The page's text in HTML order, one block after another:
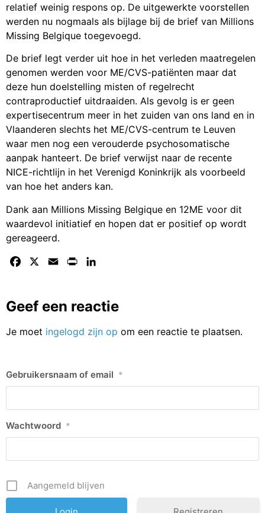
relatief weinig respons op. De uitgewerkte voorstellen
werden nu nogmaals als bijlage bij de brief van Millions
Missing Belgique toegevoegd.
De brief legt verder uit hoe in het verleden maatregelen
genomen werden voor ME/CVS-patiënten maar dat
deze hun doelstelling misten of regelrecht
contraproductief uitdraaiden. Als gevolg is er geen
expertisecentrum meer in het zuiden van ons land en in
Vlaanderen slechts het ME/CVS-centrum te Leuven
waar men nog een verouderde psychosomatische
aanpak hanteert. De brief verwijst naar de recente
NICE-richtlijn in het Verenigd Koninkrijk als voorbeeld
van hoe het anders kan.
Dank aan Millions Missing Belgique en 12ME voor dit
waardevol initiatief en hopen dat er positief op wordt
gereageerd.
Facebook Email Print
Geef een reactie
Je moet ingelogd zijn op om een reactie te plaatsen.
Gebruikersnaam of email *
Wachtwoord *
Aangemeld blijven